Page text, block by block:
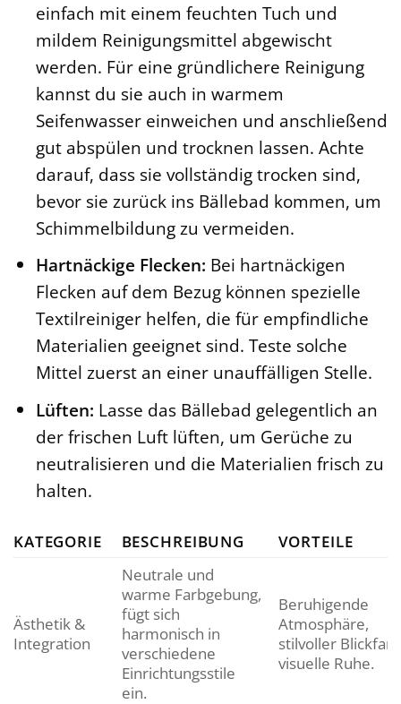
einfach mit einem feuchten Tuch und
mildem Reinigungsmittel abgewischt
werden. Für eine gründlichere Reinigung
kannst du sie auch in warmem
Seifenwasser einweichen und anschließend
gut abspülen und trocknen lassen. Achte
darauf, dass sie vollständig trocken sind,
bevor sie zurück ins Bällebad kommen, um
Schimmelbildung zu vermeiden.
Hartnäckige Flecken: Bei hartnäckigen
Flecken auf dem Bezug können spezielle
Textilreiniger helfen, die für empfindliche
Materialien geeignet sind. Teste solche
Mittel zuerst an einer unauffälligen Stelle.
Lüften: Lasse das Bällebad gelegentlich an
der frischen Luft lüften, um Gerüche zu
neutralisieren und die Materialien frisch zu
halten.
KATEGORIE BESCHREIBUNG VORTEILE
Ästhetik &
Integration
Neutrale und
warme Farbgebung,
fügt sich
harmonisch in
verschiedene
Einrichtungsstile
ein.
Beruhigende
Atmosphäre,
stilvoller
visuelle Ruhe.